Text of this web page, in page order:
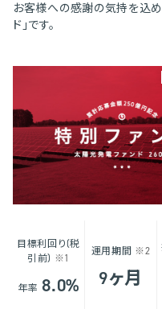
お客様への感謝の気持を込
ド」です。
目標利回り(税
引前) ※1
年率 8.0%
運用期間 ※2
9ヶ月